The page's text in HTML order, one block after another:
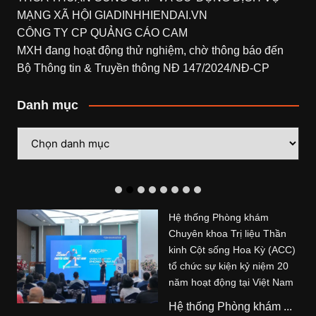
MẠNG XÃ HỘI GIADINHHIENDAI.VN
CÔNG TY CP QUẢNG CÁO CAM
MXH đang hoạt động thử nghiệm, chờ thông báo đến
Bộ Thông tin & Truyền thông NĐ 147/2024/NĐ-CP
Danh mục
mục
Hệ thống Phòng khám
Chuyên khoa Trị liệu Thần
kinh Cột sống Hoa Kỳ (ACC)
tổ chức sự kiện kỷ niệm 20
năm hoạt động tại Việt Nam
Hệ thống Phòng khám ...